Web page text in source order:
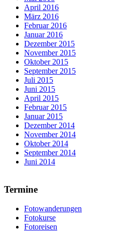
April 2016
März 2016
Februar 2016
Januar 2016
Dezember 2015
November 2015
Oktober 2015
September 2015
Juli 2015
Juni 2015
April 2015
Februar 2015
Januar 2015
Dezember 2014
November 2014
Oktober 2014
September 2014
Juni 2014
Termine
Fotowanderungen
Fotokurse
Fotoreisen